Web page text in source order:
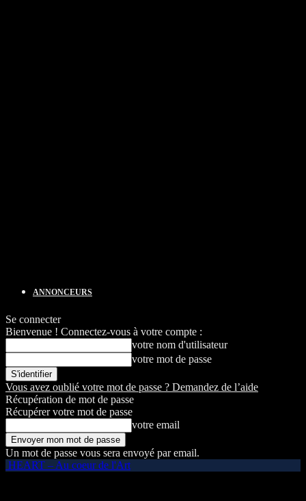
ANNONCEURS
Se connecter
Bienvenue ! Connectez-vous à votre compte :
votre nom d'utilisateur
votre mot de passe
Vous avez oublié votre mot de passe ? Demandez de l’aide
Récupération de mot de passe
Récupérer votre mot de passe
votre email
Un mot de passe vous sera envoyé par email.
HEART – Au coeur de l'Art